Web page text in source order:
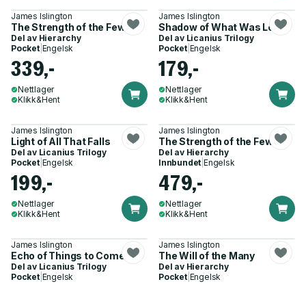
James Islington
The Strength of the Few
Del av Hierarchy
Pocket| Engelsk
339,-
Nettlager
Klikk&Hent
James Islington
Shadow of What Was Lost
Del av Licanius Trilogy
Pocket| Engelsk
179,-
Nettlager
Klikk&Hent
James Islington
Light of All That Falls
Del av Licanius Trilogy
Pocket| Engelsk
199,-
Nettlager
Klikk&Hent
James Islington
The Strength of the Few
Del av Hierarchy
Innbundet |Engelsk
479,-
Nettlager
Klikk&Hent
James Islington
Echo of Things to Come
Del av Licanius Trilogy
Pocket| Engelsk
James Islington
The Will of the Many
Del av Hierarchy
Pocket| Engelsk